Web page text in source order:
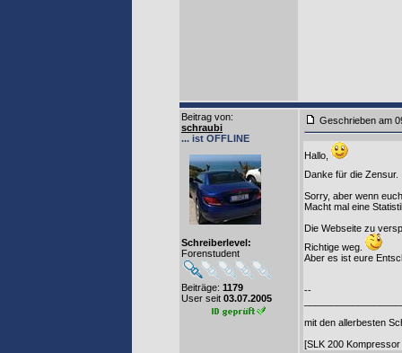
Beitrag von:
schraubi
... ist OFFLINE
Schreiberlevel:
Forenstudent
Beiträge: 1179
User seit 03.07.2005
Geschrieben am
Hallo,
Danke für die
Sorry, aber wenn
Macht mal eine
Die Webseite zu
Richtige weg.
Aber es ist eure
--
mit den allerbesten
[SLK 200